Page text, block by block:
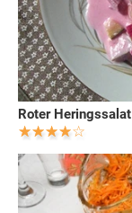
Roter Heringssalat